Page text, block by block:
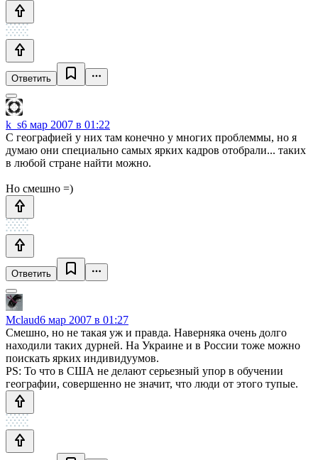
Ответить
k_s6 мар 2007 в 01:22
С географией у них там конечно у многих проблеммы, но я
думаю они специально самых ярких кадров отобрали... таких
в любой стране найти можно.
Но смешно =)
Ответить
Mclaud6 мар 2007 в 01:27
Смешно, но не такая уж и правда. Наверняка очень долго
находили таких дурней. На Украине и в России тоже можно
поискать ярких индивидуумов.
PS: То что в США не делают серьезный упор в обучении
географии, совершенно не значит, что люди от этого тупые.